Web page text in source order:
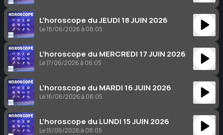
L’horoscope du JEUDI 18 JUIN 2026
Le 18/06/2026 à 08:05
L’horoscope du MERCREDI 17 JUIN 2026
Le 17/06/2026 à 08:05
L’horoscope du MARDI 16 JUIN 2026
Le 16/06/2026 à 08:05
L’horoscope du LUNDI 15 JUIN 2026
Le 15/06/2026 à 08:05